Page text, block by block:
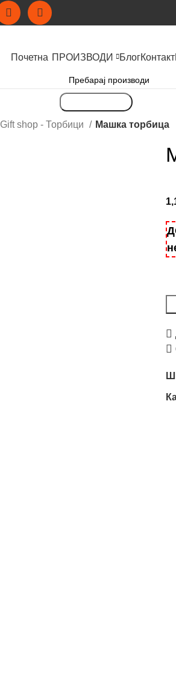
Почетна ПРОИЗВОДИ БлогКонтакт
Gift shop - Торбици Машка торбица